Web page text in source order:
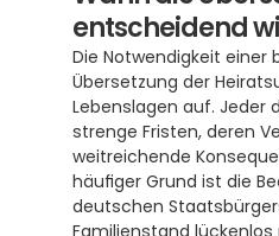
entscheidend
Die Notwendigkeit einer
Übersetzung der
Lebenslagen auf. Jeder
strenge Fristen, deren
weitreichende
häufiger Grund ist die
deutschen
Familienstand